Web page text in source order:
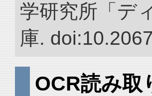
学研究所「デ
庫.
OCR読み取